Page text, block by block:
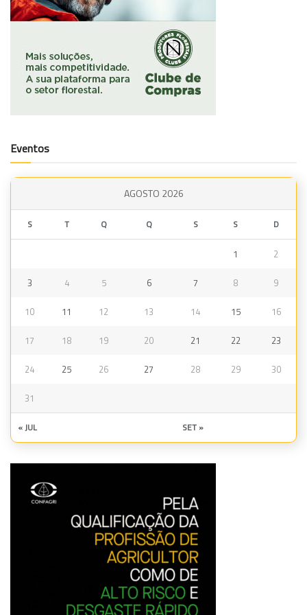
Eventos
AGOSTO 2026
S T Q Q S S D
1 2
3 4 5 6 7 8 9
10 11 12 13 14 15 16
17 18 19 20 21 22 23
24 25 26 27 28 29 30
31
« JUL SET »